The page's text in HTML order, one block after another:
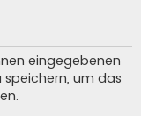
eingegebenen
um das